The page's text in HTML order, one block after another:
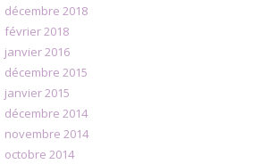
décembre 2018
février 2018
janvier 2016
décembre 2015
janvier 2015
décembre 2014
novembre 2014
octobre 2014